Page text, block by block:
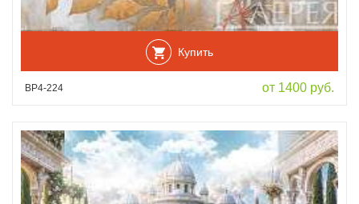
Купить
ВР4-224 от 1400 руб.